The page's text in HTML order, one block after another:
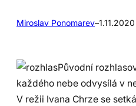
Miroslav Ponomarev–1.11.2020
Původní
každého nebe odvysílá v
V režii Ivana Chrze se